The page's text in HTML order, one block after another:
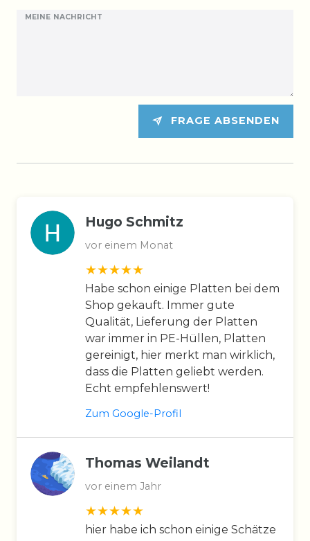
MEINE NACHRICHT
FRAGE ABSENDEN
Hugo Schmitz
vor einem Monat
Habe schon einige Platten bei dem
Shop gekauft. Immer gute
Qualität, Lieferung der Platten
war immer in PE-Hüllen, Platten
gereinigt, hier merkt man wirklich,
dass die Platten geliebt werden.
Echt empfehlenswert!
Zum Google-Profil
Thomas Weilandt
vor einem Jahr
hier habe ich schon einige Schätze